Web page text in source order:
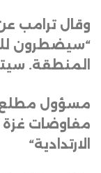
وقال ترامب
“سيضطرون
المنطقة.
مسؤول
مفاوضات غزة
الارتدادية“